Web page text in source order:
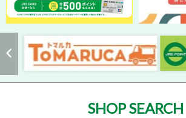
SHOP SEARCH